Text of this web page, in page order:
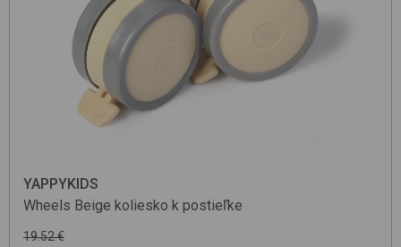
YAPPYKIDS
Wheels Beige koliesko k postieľke
19.52 €